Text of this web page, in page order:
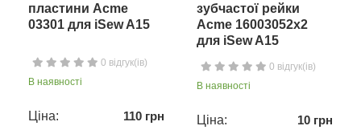
пластини Acme
03301 для iSew A15
0 відгук(ів)
В наявності
Ціна: 110 грн
зубчастої рейки
Acme 16003052х2
для iSew A15
0 відгук(ів)
В наявності
Ціна: 10 грн